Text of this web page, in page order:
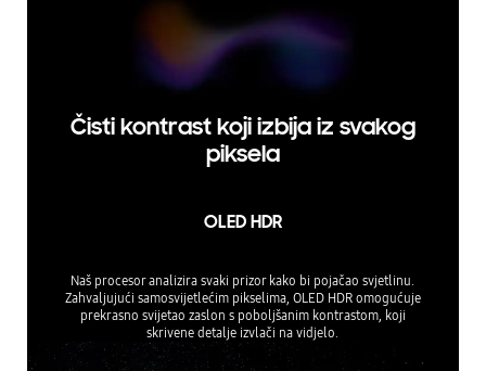
Čisti kontrast koji izbija iz svakog
piksela
OLED HDR
Naš procesor analizira svaki prizor kako bi pojačao svjetlinu.
Zahvaljujući samosvijetlećim pikselima, OLED HDR omogućuje
prekrasno svijetao zaslon s poboljšanim kontrastom, koji
skrivene detalje izvlači na vidjelo.